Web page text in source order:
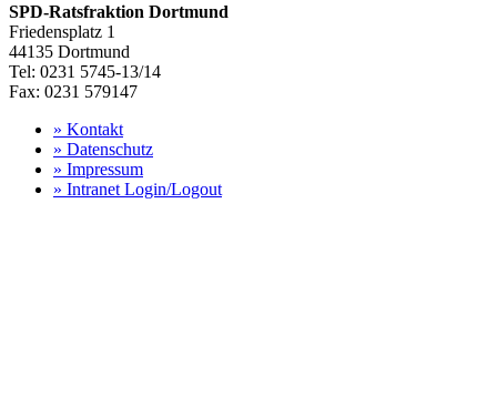
SPD-Ratsfraktion Dortmund
Friedensplatz 1
44135 Dortmund
Tel: 0231 5745-13/14
Fax: 0231 579147
» Kontakt
» Datenschutz
» Impressum
» Intranet Login/Logout